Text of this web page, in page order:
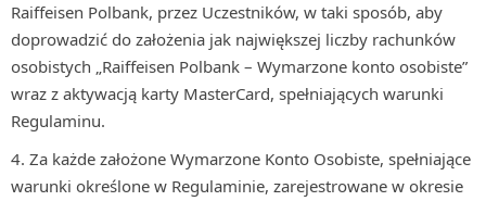
Raiffeisen Polbank, przez Uczestników, w taki sposób, aby
doprowadzić do założenia jak największej liczby rachunków
osobistych „Raiffeisen Polbank – Wymarzone konto osobiste”
wraz z aktywacją karty MasterCard, spełniających warunki
Regulaminu.
Za każde założone Wymarzone Konto Osobiste, spełniające
warunki określone w Regulaminie, zarejestrowane w okresie